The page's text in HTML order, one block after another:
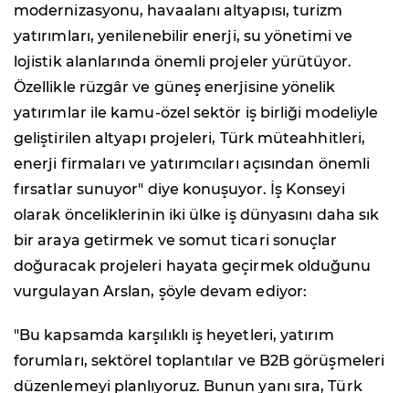
modernizasyonu, havaalanı altyapısı, turizm
yatırımları, yenilenebilir enerji, su yönetimi ve
lojistik alanlarında önemli projeler yürütüyor.
Özellikle rüzgâr ve güneş enerjisine yönelik
yatırımlar ile kamu-özel sektör iş birliği modeliyle
geliştirilen altyapı projeleri, Türk müteahhitleri,
enerji firmaları ve yatırımcıları açısından önemli
fırsatlar sunuyor" diye konuşuyor. İş Konseyi
olarak önceliklerinin iki ülke iş dünyasını daha sık
bir araya getirmek ve somut ticari sonuçlar
doğuracak projeleri hayata geçirmek olduğunu
vurgulayan Arslan, şöyle devam ediyor:
"Bu kapsamda karşılıklı iş heyetleri, yatırım
forumları, sektörel toplantılar ve B2B görüşmeleri
düzenlemeyi planlıyoruz. Bunun yanı sıra, Türk